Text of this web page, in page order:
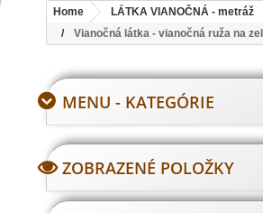
Home
LÁTKA VIANOČNÁ - metráž
Vianočná látka - vianočná ruža na
MENU - KATEGÓRIE
ZOBRAZENÉ POLOŽKY